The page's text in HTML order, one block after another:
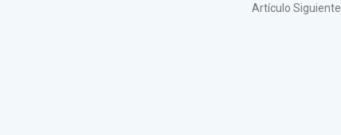
Artículo Siguiente